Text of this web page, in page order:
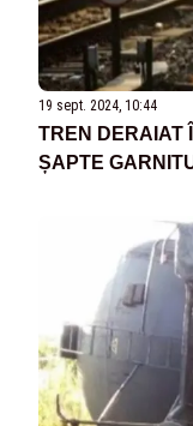
19 sept. 2024, 10:44
TREN DERAIAT
ȘAPTE